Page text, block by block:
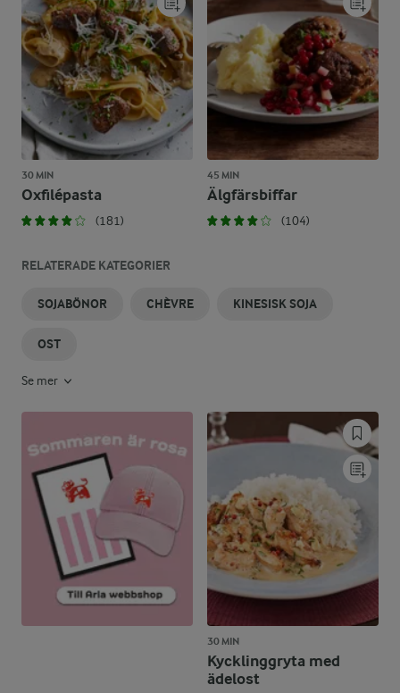
30 MIN
Oxfilépasta
(181)
45 MIN
Älgfärsbiffar
(104)
RELATERADE KATEGORIER
SOJABÖNOR CHÈVRE KINESISK SOJA
OST
Se mer
30 MIN
Kycklinggryta med
ädelost